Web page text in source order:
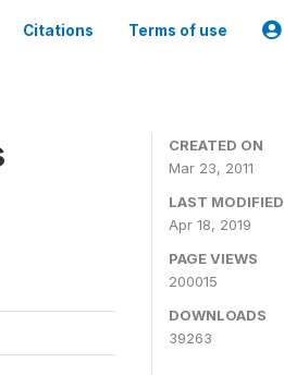
Citations Terms of use
CREATED ON
Mar 23, 2011
LAST MODIFIED
Apr 18, 2019
PAGE VIEWS
200015
DOWNLOADS
39263